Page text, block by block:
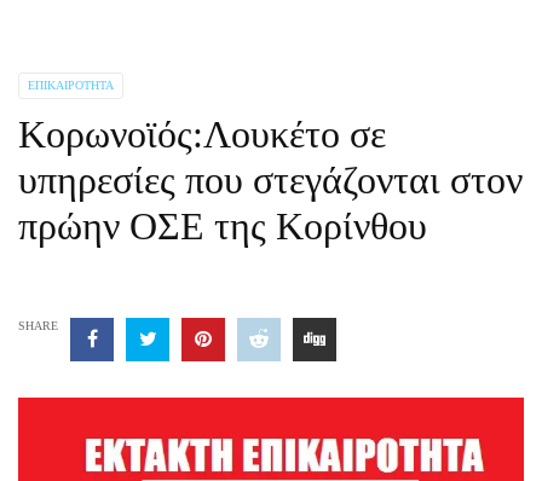
ΕΠΙΚΑΙΡΌΤΗΤΑ
Κορωνοϊός:Λουκέτο σε
υπηρεσίες που στεγάζονται στον
πρώην ΟΣΕ της Κορίνθου
SHARE